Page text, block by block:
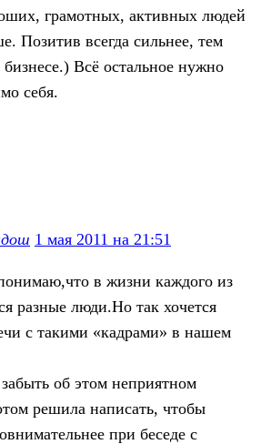
грамотных, активных людей
Позитив всегда сильнее, тем
Всё остальное нужно
себя.
1 мая 2011 на 21:51
в жизни каждого из
разные люди.Но так хочется
с такими «кадрами» в нашем
об этом неприятном
решила написать, чтобы
при беседе с